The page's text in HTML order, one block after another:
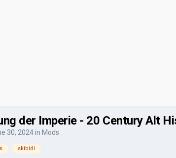
der Imperie - 20 Century Alt
30, 2024in Mods
skibidi